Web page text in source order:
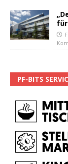
PF-BITS